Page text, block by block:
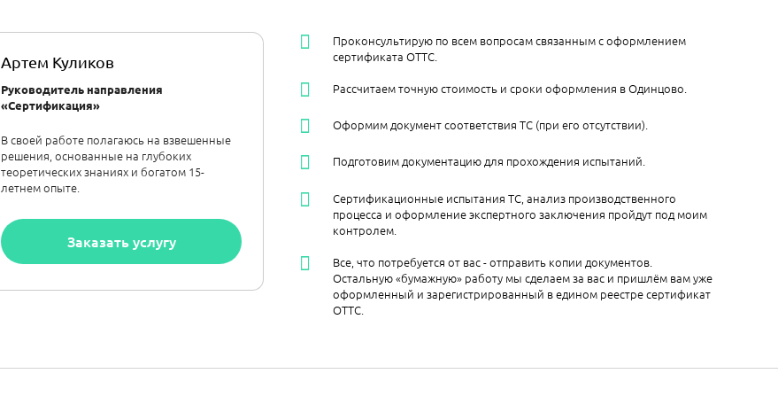
Артем Куликов
Руководитель направления
«Сертификация»
В своей работе полагаюсь на взвешенные
решения, основанные на глубоких
теоретических знаниях и богатом 15-
летнем опыте.
Заказать услугу
Проконсультирую по всем вопросам связанным с оформлением
сертификата ОТТС.
Рассчитаем точную стоимость и сроки оформления в Одинцово.
Оформим документ соответствия ТС (при его отсутствии).
Подготовим документацию для прохождения испытаний.
Сертификационные испытания ТС, анализ производственного
процесса и оформление экспертного заключения пройдут под моим
контролем.
Все, что потребуется от вас - отправить копии документов.
Остальную «бумажную» работу мы сделаем за вас и пришлём вам уже
оформленный и зарегистрированный в едином реестре сертификат
ОТТС.